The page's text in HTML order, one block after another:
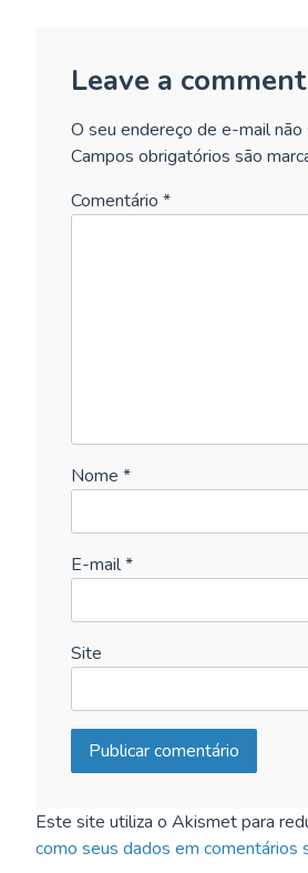
Leave a comment
O seu endereço de e-mail não
Campos obrigatórios são
Comentário *
Nome *
E-mail*
Site
Este site utiliza o Akismet para
como seus dados em comentários